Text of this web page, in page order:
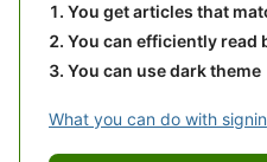
You get articles that
You can efficiently read
You can use dark theme
What you can do with